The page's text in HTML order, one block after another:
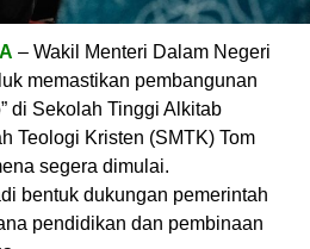
– Wakil Menteri Dalam Negeri
memastikan pembangunan
di Sekolah Tinggi Alkitab
Teologi Kristen (SMTK) Tom
segera dimulai.
bentuk dukungan pemerintah
pendidikan dan pembinaan